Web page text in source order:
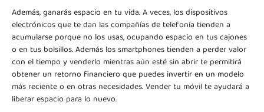
Además, ganarás espacio en tu vida. A veces, los dispositivos
electrónicos que te dan las compañías de telefonía tienden a
acumularse porque no los usas, ocupando espacio en tus cajones
o en tus bolsillos. Además los smartphones tienden a perder valor
con el tiempo y venderlo mientras aún esté sin abrir te permitirá
obtener un retorno financiero que puedes invertir en un modelo
más reciente o en otras necesidades. Vender tu móvil te ayudará a
liberar espacio para lo nuevo.